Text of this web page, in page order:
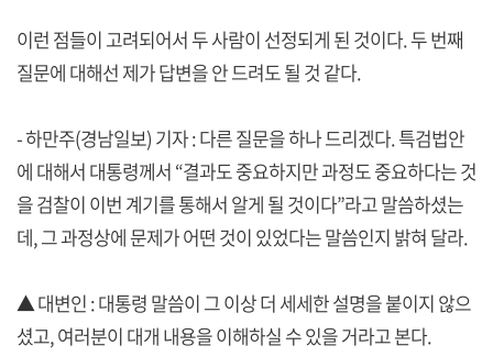
이런 점들이 고려되어서 두 사람이 선정되게 된 것이다. 두 번째
질문에 대해선 제가 답변을 안 드려도 될 것 같다.
- 하만주(경남일보) 기자 : 다른 질문을 하나 드리겠다. 특검법안
에 대해서 대통령께서 “결과도 중요하지만 과정도 중요하다는 것
을 검찰이 이번 계기를 통해서 알게 될 것이다”라고 말씀하셨는
데, 그 과정상에 문제가 어떤 것이 있었다는 말씀인지 밝혀 달라.
▲ 대변인 : 대통령 말씀이 그 이상 더 세세한 설명을 붙이지 않으
셨고, 여러분이 대개 내용을 이해하실 수 있을 거라고 본다.